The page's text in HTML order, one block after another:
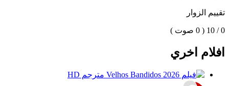
تقييم الزوار
0 / 10 ( 0 صوت )
افلام اخري